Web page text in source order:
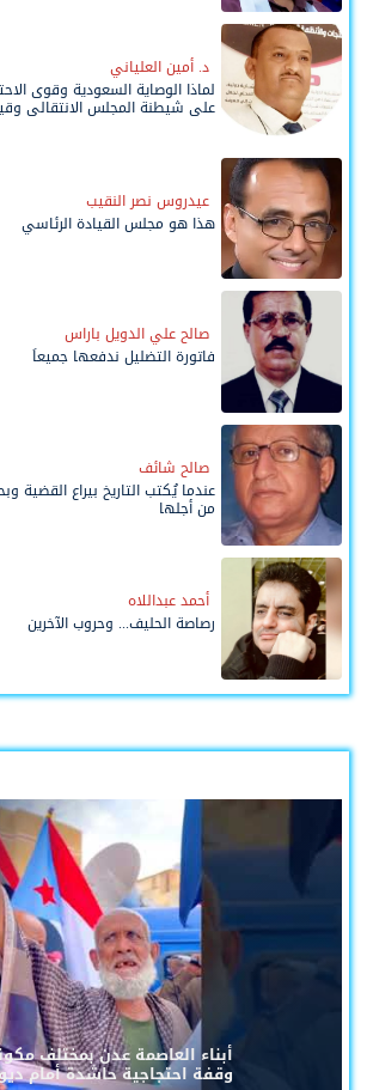
د. أمين العلياني
لماذا الوصاية السعودية وقوى
على شيطنة المجلس الانتقالي
عيدروس نصر النقيب
هذا هو مجلس القيادة الرئاسي
صالح علي الدويل باراس
فاتورة التضليل ندفعها جميعاً
صالح شائف
عندما يُكتب التاريخ بيراع القضية
من أجلها
أحمد عبداللاه
رصاصة الحليف... وحروب الآخرين
أبناء العاصمة عدن بمختلف
وقفة احتجاجية حاشدة أمام